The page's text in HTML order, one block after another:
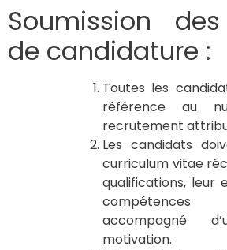
Soumission
de candidature :
Toutes les
référence au
recrutement
Les candidats
curriculum vitae
qualifications, leur
compétences
accompagné
motivation.